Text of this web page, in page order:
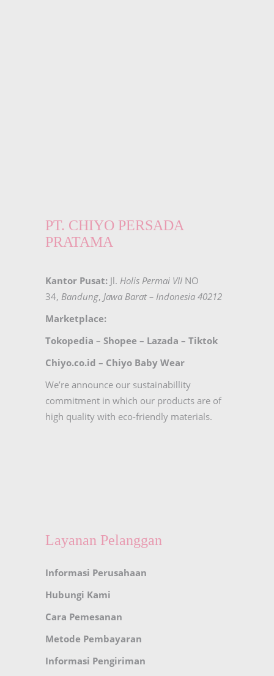
PT. CHIYO PERSADA
PRATAMA
Kantor Pusat: Jl. Holis Permai VII NO
34, Bandung, Jawa Barat – Indonesia 40212
Marketplace:
Tokopedia – Shopee – Lazada – Tiktok
Chiyo.co.id – Chiyo Baby Wear
We’re announce our sustainabillity
commitment in which our products are of
high quality with eco-friendly materials.
Layanan Pelanggan
Informasi Perusahaan
Hubungi Kami
Cara Pemesanan
Metode Pembayaran
Informasi Pengiriman